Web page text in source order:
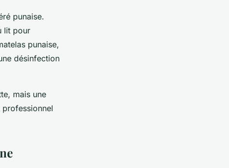
punaise.
lit pour
punaise,
désinfection
mais une
professionnel